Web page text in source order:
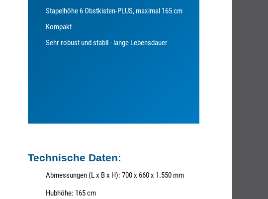
Stapelhöhe 6 Obstkisten-PLUS, maximal 165 cm
Kompakt
Sehr robust und stabil - lange Lebensdauer
Technische Daten:
Abmessungen (L x B x H): 700 x 660 x 1.550 mm
Hubhöhe: 165 cm